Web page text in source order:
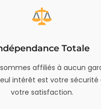
Totale
affiliés à aucun
intérêt est votre sécurité
votre satisfaction.